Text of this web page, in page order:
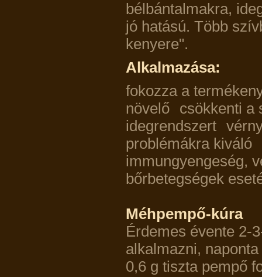
bélbántalmakra,
jó hatású. Több
kenyere".
Alkalmazása:
fokozza a
növelő
csökkenti a
idegrendszert
problémákra kiváló
immungyengeség,
bőrbetegségek
Méhpempő-kúra
Érdemes évente 2-
alkalmazni,
0,6 g tiszta pempő